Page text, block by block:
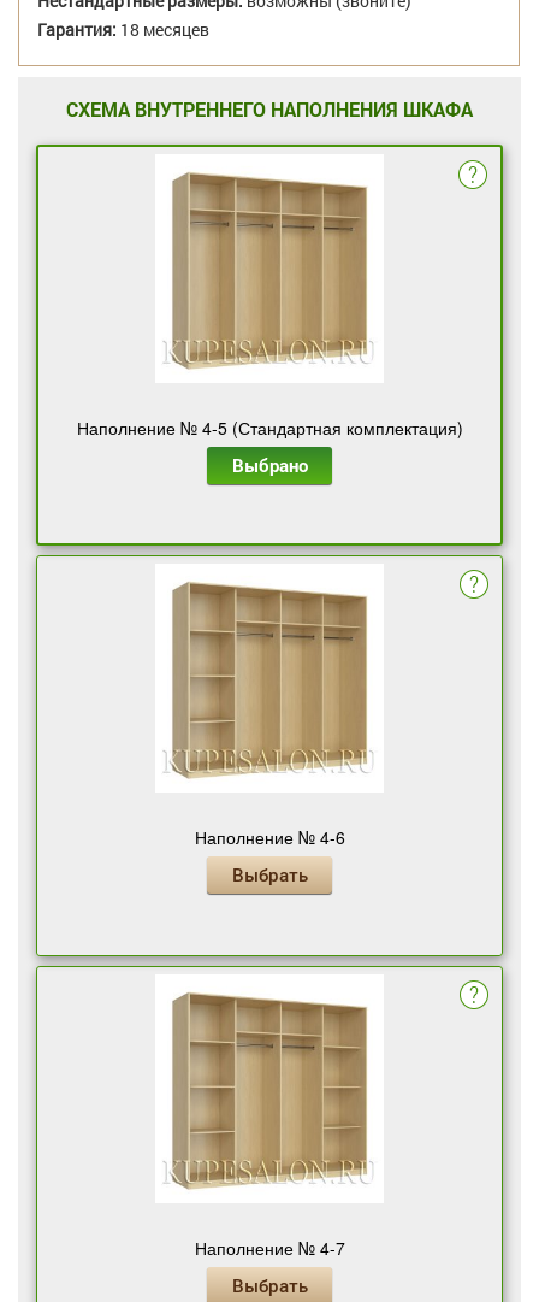
Гарантия: 18 месяцев
СХЕМА ВНУТРЕННЕГО НАПОЛНЕНИЯ ШКАФА
Наполнение № 4-5 (Стандартная комплектация)
Выбрано
Наполнение № 4-6
Выбрать
Наполнение № 4-7
Выбрать